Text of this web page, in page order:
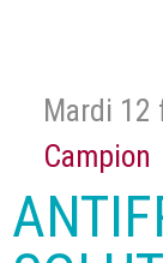
Mardi 12
Campion